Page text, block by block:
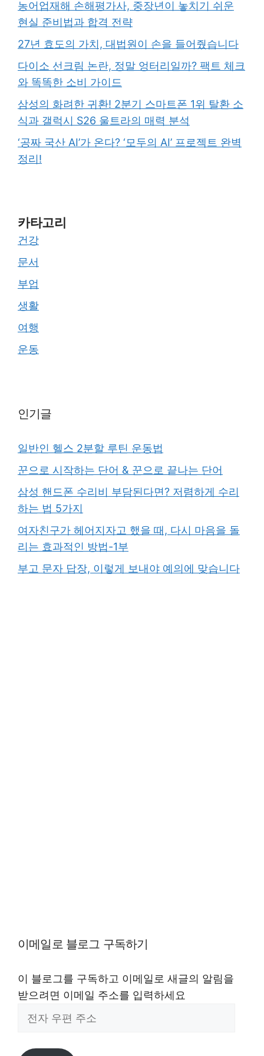
농어업재해 손해평가사, 중장년이 놓치기 쉬운
현실 준비법과 합격 전략
27년 효도의 가치, 대법원이 손을 들어줬습니다
다이소 선크림 논란, 정말 엉터리일까? 팩트 체크
와 똑똑한 소비 가이드
삼성의 화려한 귀환! 2분기 스마트폰 1위 탈환 소
식과 갤럭시 S26 울트라의 매력 분석
‘공짜 국산 AI’가 온다? ‘모두의 AI’ 프로젝트 완벽
정리!
카타고리
건강
문서
부업
생활
여행
운동
인기글
일반인 헬스 2분할 루틴 운동법
꾼으로 시작하는 단어 & 꾼으로 끝나는 단어
삼성 핸드폰 수리비 부담된다면? 저렴하게 수리
하는 법 5가지
여자친구가 헤어지자고 했을 때, 다시 마음을 돌
리는 효과적인 방법-1부
부고 문자 답장, 이렇게 보내야 예의에 맞습니다
이메일로 블로그 구독하기
이 블로그를 구독하고 이메일로 새글의 알림을
받으려면 이메일 주소를 입력하세요